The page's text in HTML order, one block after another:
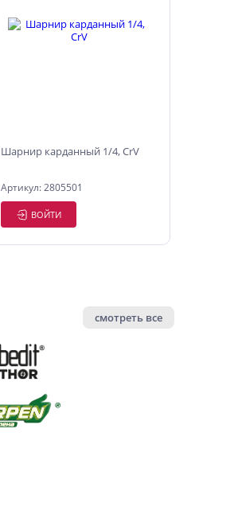
Шарнир карданный 1/4, CrV
Артикул: 2805501
ВОЙТИ
смотреть все